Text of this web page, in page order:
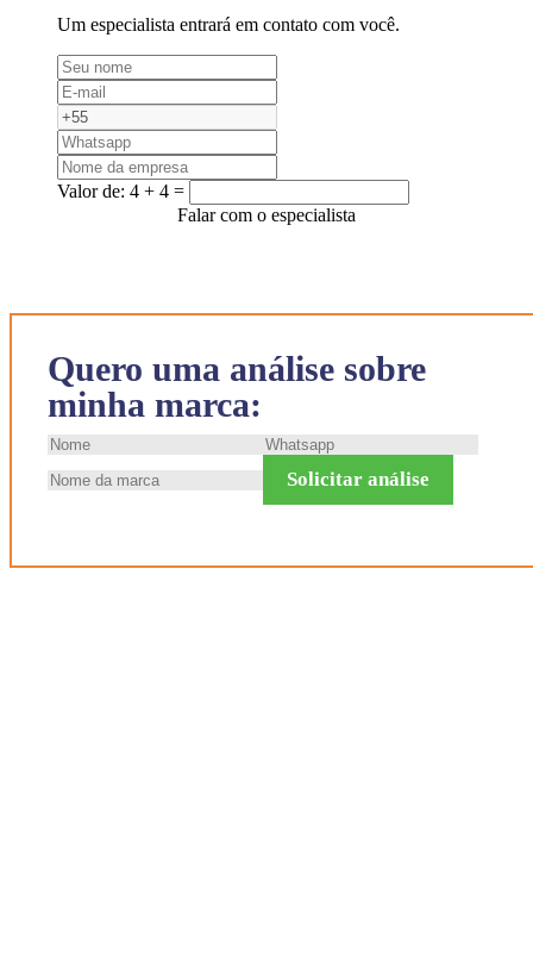
Quero uma análise sobre
minha marca:
Solicitar análise
Um especialista entrará em contato com você.
Valor de: 4 + 4 =
Falar com o especialista